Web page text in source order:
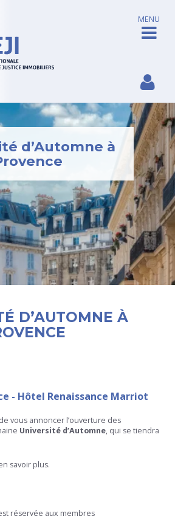
MENU
d’Automne à
D’AUTOMNE À
- Hôtel Renaissance Marriot
vous annoncer l’ouverture des
Université d’Automne, qui se tiendra
savoir plus.
réservée aux membres